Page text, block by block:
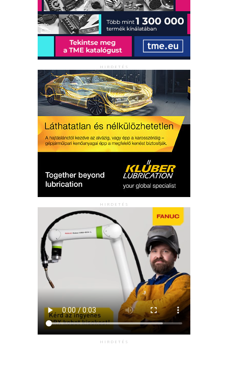
HIRDETÉS
HIRDETÉS
HIRDETÉS